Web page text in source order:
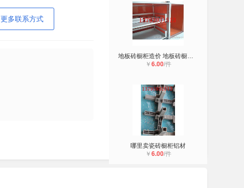
更多联系方式
地板砖橱柜造价 地板砖橱柜好吗
￥ 6.00/件
哪里卖瓷砖橱柜铝材
￥ 6.00/件